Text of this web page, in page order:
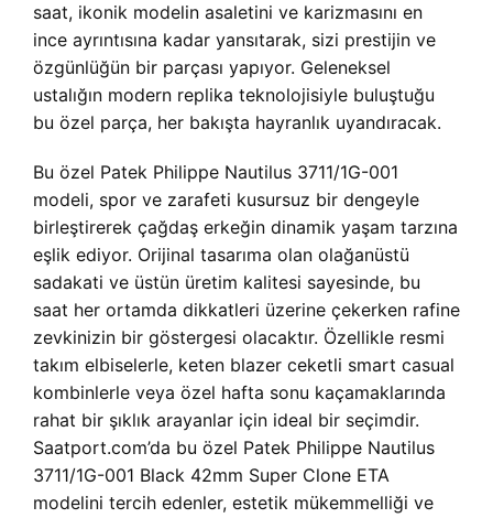
saat, ikonik modelin asaletini ve karizmasını en
ince ayrıntısına kadar yansıtarak, sizi prestijin ve
özgünlüğün bir parçası yapıyor. Geleneksel
ustalığın modern replika teknolojisiyle buluştuğu
bu özel parça, her bakışta hayranlık uyandıracak.
Bu özel Patek Philippe Nautilus 3711/1G-001
modeli, spor ve zarafeti kusursuz bir dengeyle
birleştirerek çağdaş erkeğin dinamik yaşam tarzına
eşlik ediyor. Orijinal tasarıma olan olağanüstü
sadakati ve üstün üretim kalitesi sayesinde, bu
saat her ortamda dikkatleri üzerine çekerken rafine
zevkinizin bir göstergesi olacaktır. Özellikle resmi
takım elbiselerle, keten blazer ceketli smart casual
kombinlerle veya özel hafta sonu kaçamaklarında
rahat bir şıklık arayanlar için ideal bir seçimdir.
Saatport.com’da bu özel Patek Philippe Nautilus
3711/1G-001 Black 42mm Super Clone ETA
modelini tercih edenler, estetik mükemmelliği ve